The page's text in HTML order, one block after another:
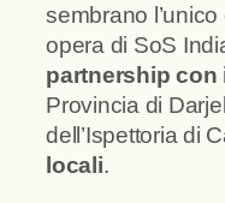
sembrano l’unico
opera di SoS
partnership con
Provincia di
dell’Ispettoria di
locali.